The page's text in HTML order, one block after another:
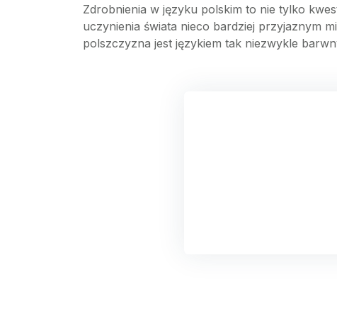
Zdrobnienia w języku polskim to nie tylko
uczynienia świata nieco bardziej przyjaznym
polszczyzna jest językiem tak niezwykle